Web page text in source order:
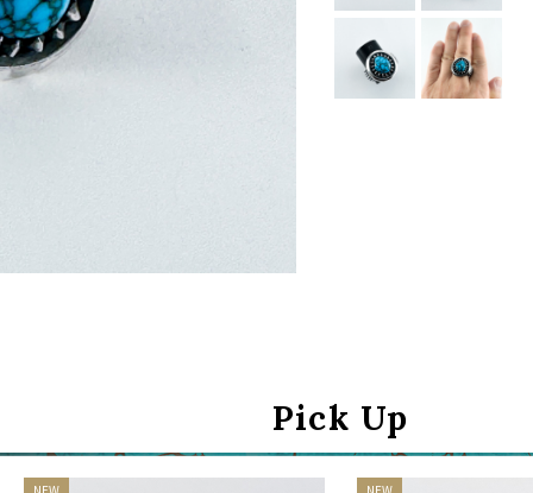
カートへ進む
Pick Up